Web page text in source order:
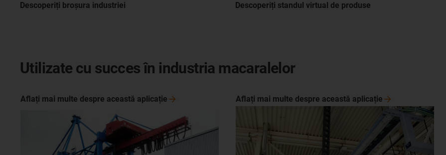
Descoperiți broșura industriei Descoperiți standul virtual de produse
Utilizate cu succes în industria macaralelor
Aflați mai multe despre această aplicație Aflați mai multe despre această aplicație